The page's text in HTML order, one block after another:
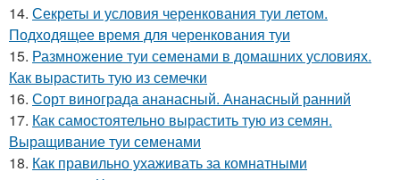
14. Секреты и условия черенкования туи летом.
Подходящее время для черенкования туи
15. Размножение туи семенами в домашних условиях.
Как вырастить тую из семечки
16. Сорт винограда ананасный. Ананасный ранний
17. Как самостоятельно вырастить тую из семян.
Выращивание туи семенами
18. Как правильно ухаживать за комнатными